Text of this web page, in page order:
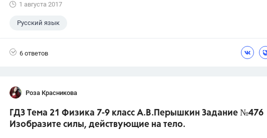
1 августа 2017
Русский язык
6 ответов
Роза Красникова
ГДЗ Тема 21 Физика 7-9 класс А.В.Перышкин Задание №476
Изобразите силы, действующие на тело.